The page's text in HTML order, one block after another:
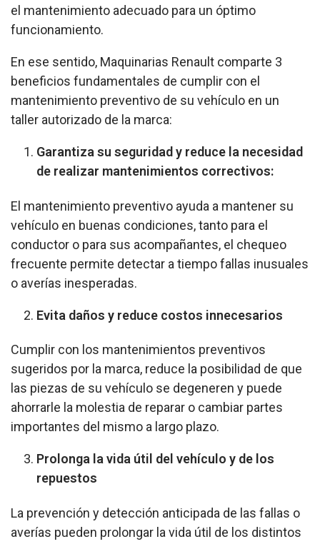
el mantenimiento adecuado para un óptimo
funcionamiento.
En ese sentido, Maquinarias Renault comparte 3
beneficios fundamentales de cumplir con el
mantenimiento preventivo de su vehículo en un
taller autorizado de la marca:
Garantiza su seguridad y reduce la necesidad
de realizar mantenimientos correctivos:
El mantenimiento preventivo ayuda a mantener su
vehículo en buenas condiciones, tanto para el
conductor o para sus acompañantes, el chequeo
frecuente permite detectar a tiempo fallas inusuales
o averías inesperadas.
Evita daños y reduce costos innecesarios
Cumplir con los mantenimientos preventivos
sugeridos por la marca, reduce la posibilidad de que
las piezas de su vehículo se degeneren y puede
ahorrarle la molestia de reparar o cambiar partes
importantes del mismo a largo plazo.
Prolonga la vida útil del vehículo y de los
repuestos
La prevención y detección anticipada de las fallas o
averías pueden prolongar la vida útil de los distintos